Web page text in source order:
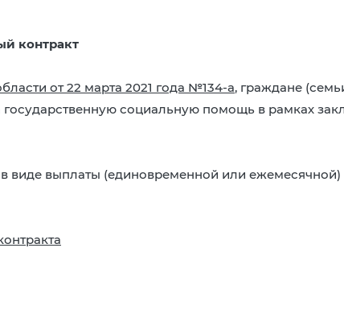
контракт
от 22 марта 2021 года №134-а, граждане
социальную помощь в рамках
виде выплаты (единовременной или